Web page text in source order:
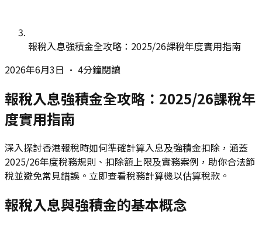
報稅入息強積金全攻略：2025/26課稅年度實用指南
2026年6月3日 • 4分鐘閱讀
報稅入息強積金全攻略：2025/26課稅年
度實用指南
深入探討香港報稅時如何準確計算入息及強積金扣除，涵蓋
2025/26年度稅務規則、扣除額上限及實務案例，助你合法節
稅並避免常見錯誤。立即查看稅務計算機以估算稅款。
報稅入息與強積金的基本概念